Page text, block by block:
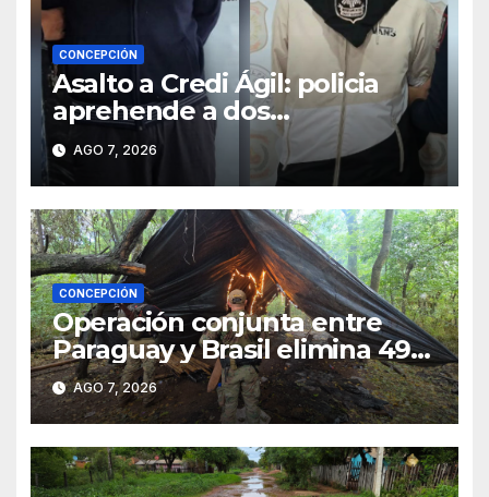
CONCEPCIÓN
Asalto a Credi Ágil: policia
aprehende a dos
sospechosos e incauta
evidencias en Concepción
AGO 7, 2026
CONCEPCIÓN
Operación conjunta entre
Paraguay y Brasil elimina 498
toneladas de marihuana en
Amambay
AGO 7, 2026